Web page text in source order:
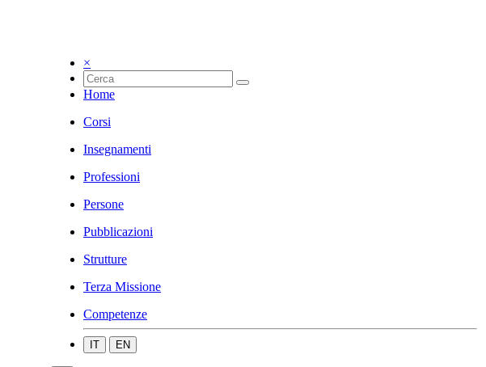
×
Home
Corsi
Insegnamenti
Professioni
Persone
Pubblicazioni
Strutture
Terza Missione
Competenze
IT EN